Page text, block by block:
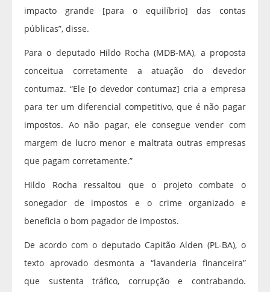
impacto grande [para o equilíbrio] das contas
públicas”, disse.
Para o deputado Hildo Rocha (MDB-MA), a proposta
conceitua corretamente a atuação do devedor
contumaz. “Ele [o devedor contumaz] cria a empresa
para ter um diferencial competitivo, que é não pagar
impostos. Ao não pagar, ele consegue vender com
margem de lucro menor e maltrata outras empresas
que pagam corretamente.”
Hildo Rocha ressaltou que o projeto combate o
sonegador de impostos e o crime organizado e
beneficia o bom pagador de impostos.
De acordo com o deputado Capitão Alden (PL-BA), o
texto aprovado desmonta a “lavanderia financeira”
que sustenta tráfico, corrupção e contrabando.